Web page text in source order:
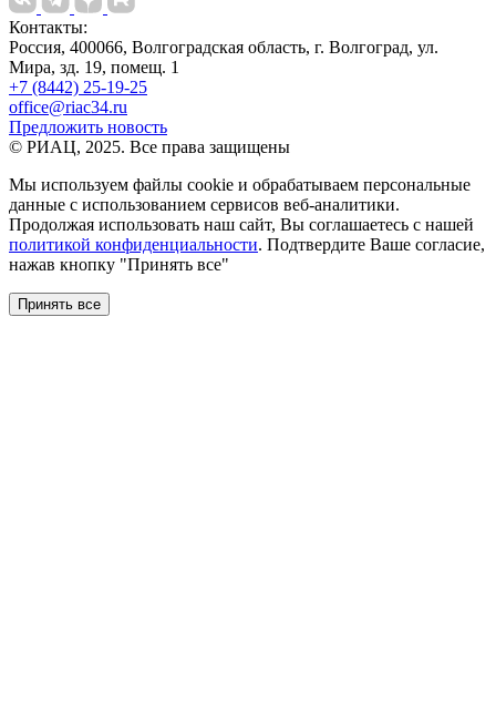
Контакты:
Россия, 400066, Волгоградская область, г. Волгоград, ул.
Мира, зд. 19, помещ. 1
+7 (8442) 25-19-25
office@riac34.ru
Предложить новость
© РИАЦ, 2025. Все права защищены
Мы используем файлы сookie и обрабатываем персональные
данные с использованием сервисов веб-аналитики.
Продолжая использовать наш сайт, Вы соглашаетесь с нашей
политикой конфиденциальности. Подтвердите Ваше согласие,
нажав кнопку "Принять все"
Принять все